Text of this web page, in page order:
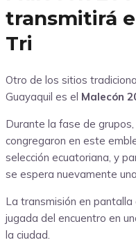
transmitirá
Tri
Otro de los sitios
Guayaquil es el Malecón
Durante la fase de
congregaron en este
selección ecuatoriana, y
se espera nuevamente
La transmisión en
jugada del encuentro en
la ciudad.